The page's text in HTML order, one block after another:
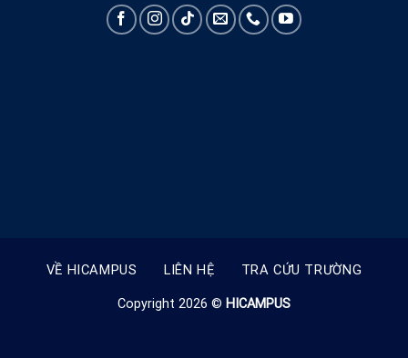
VỀ HICAMPUS LIÊN HỆ TRA CỨU TRƯỜNG
Copyright 2026 © HICAMPUS